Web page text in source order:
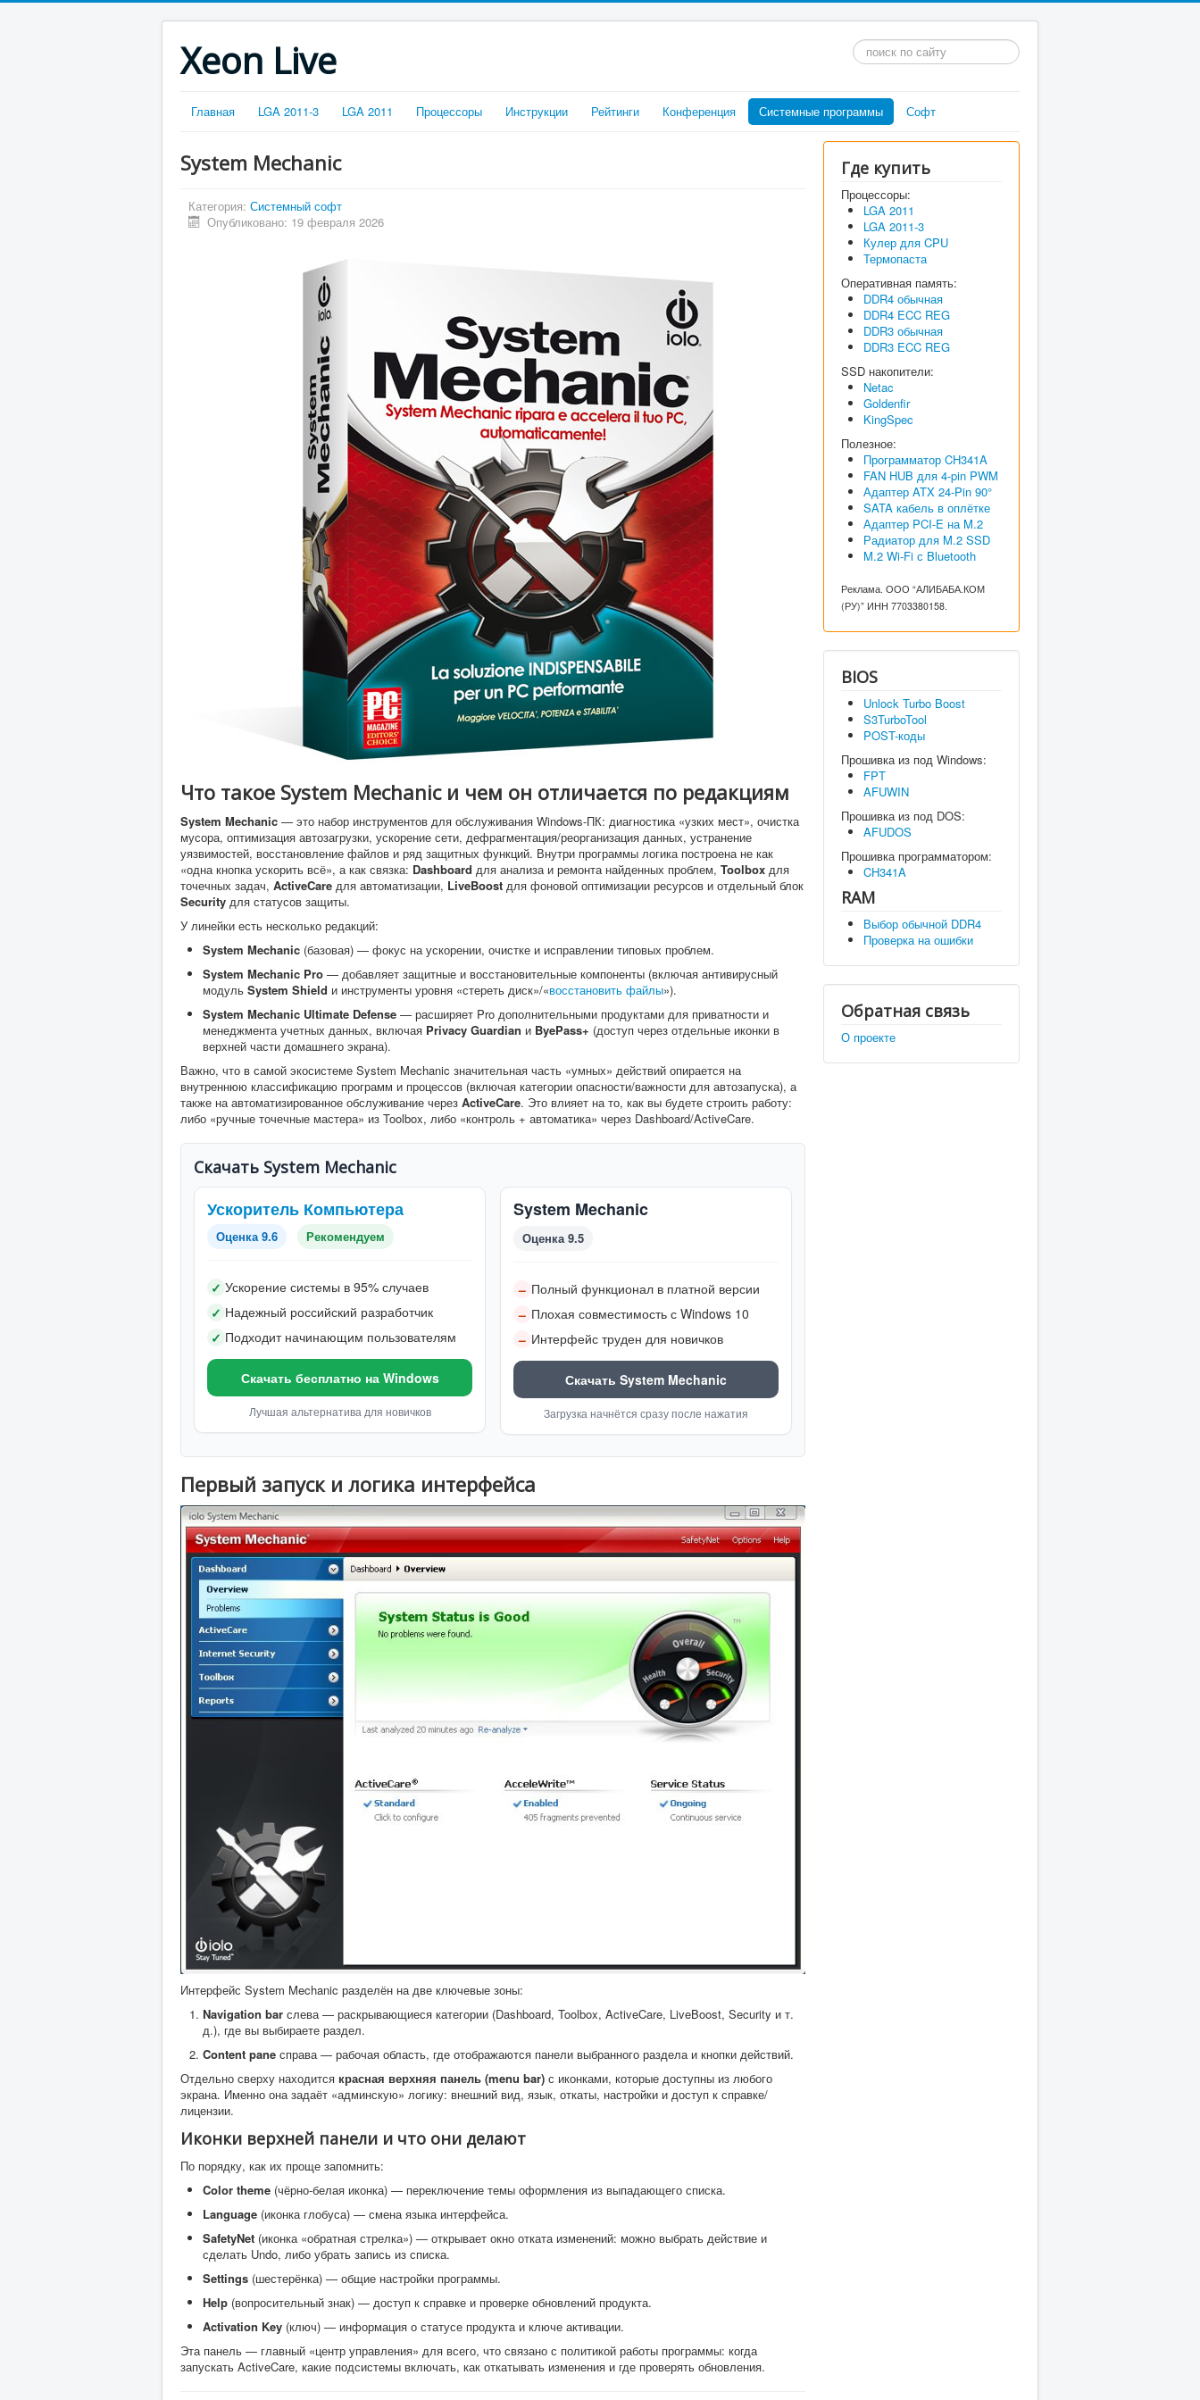
Xeon Live Искать...
Главная LGA 2011-3 LGA 2011 Процессоры Инструкции Рейтинги Конференция Системные программы Софт
System Mechanic
Категория: Системный софт
Опубликовано: 19 февраля 2026
Что такое System Mechanic и чем он отличается по редакциям
System Mechanic — это набор инструментов для обслуживания Windows-ПК: диагностика «узких мест», очистка
мусора, оптимизация автозагрузки, ускорение сети, дефрагментация/реорганизация данных, устранение
уязвимостей, восстановление файлов и ряд защитных функций. Внутри программы логика построена не как
«одна кнопка ускорить всё», а как связка: Dashboard для анализа и ремонта найденных проблем, Toolbox для
точечных задач, ActiveCare для автоматизации, LiveBoost для фоновой оптимизации ресурсов и отдельный блок
Security для статусов защиты.
У линейки есть несколько редакций:
System Mechanic (базовая) — фокус на ускорении, очистке и исправлении типовых проблем.
System Mechanic Pro — добавляет защитные и восстановительные компоненты (включая антивирусный
модуль System Shield и инструменты уровня «стереть диск»/«восстановить файлы»).
System Mechanic Ultimate Defense — расширяет Pro дополнительными продуктами для приватности и
менеджмента учетных данных, включая Privacy Guardian и ByePass+ (доступ через отдельные иконки в
верхней части домашнего экрана).
Важно, что в самой экосистеме System Mechanic значительная часть «умных» действий опирается на
внутреннюю классификацию программ и процессов (включая категории опасности/важности для автозапуска), а
также на автоматизированное обслуживание через ActiveCare. Это влияет на то, как вы будете строить работу:
либо «ручные точечные мастера» из Toolbox, либо «контроль + автоматика» через Dashboard/ActiveCare.
Скачать System Mechanic
Ускоритель Компьютера
Оценка 9.6 Рекомендуем
✓ Ускорение системы в 95% случаев
✓ Надежный российский разработчик
✓ Подходит начинающим пользователям
Скачать бесплатно на Windows
Лучшая альтернатива для новичков
System Mechanic
Оценка 9.5
– Полный функционал в платной версии
– Плохая совместимость с Windows 10
– Интерфейс труден для новичков
Скачать System Mechanic
Загрузка начнётся сразу после нажатия
Первый запуск и логика интерфейса
Интерфейс System Mechanic разделён на две ключевые зоны:
Navigation bar слева — раскрывающиеся категории (Dashboard, Toolbox, ActiveCare, LiveBoost, Security и т.
д.), где вы выбираете раздел.
Content pane справа — рабочая область, где отображаются панели выбранного раздела и кнопки действий.
Отдельно сверху находится красная верхняя панель (menu bar) с иконками, которые доступны из любого
экрана. Именно она задаёт «админскую» логику: внешний вид, язык, откаты, настройки и доступ к справке/
лицензии.
Иконки верхней панели и что они делают
По порядку, как их проще запомнить:
Color theme (чёрно-белая иконка) — переключение темы оформления из выпадающего списка.
Language (иконка глобуса) — смена языка интерфейса.
SafetyNet (иконка «обратная стрелка») — открывает окно отката изменений: можно выбрать действие и
сделать Undo, либо убрать запись из списка.
Settings (шестерёнка) — общие настройки программы.
Help (вопросительный знак) — доступ к справке и проверке обновлений продукта.
Activation Key (ключ) — информация о статусе продукта и ключе активации.
Эта панель — главный «центр управления» для всего, что связано с политикой работы программы: когда
запускать ActiveCare, какие подсистемы включать, как откатывать изменения и где проверять обновления.
Где купить
Процессоры:
LGA 2011
LGA 2011-3
Кулер для CPU
Термопаста
Оперативная память:
DDR4 обычная
DDR4 ECC REG
DDR3 обычная
DDR3 ECC REG
SSD накопители:
Netac
Goldenfir
KingSpec
Полезное:
Программатор CH341A
FAN HUB для 4-pin PWM
Адаптер ATX 24-Pin 90°
SATA кабель в оплётке
Адаптер PCI-E на M.2
Радиатор для M.2 SSD
M.2 Wi-Fi с Bluetooth
Реклама. ООО “АЛИБАБА.КОМ
(РУ)” ИНН 7703380158.
BIOS
Unlock Turbo Boost
S3TurboTool
POST-коды
Прошивка из под Windows:
FPT
AFUWIN
Прошивка из под DOS:
AFUDOS
Прошивка программатором:
CH341A
RAM
Выбор обычной DDR4
Проверка на ошибки
Обратная связь
О проекте